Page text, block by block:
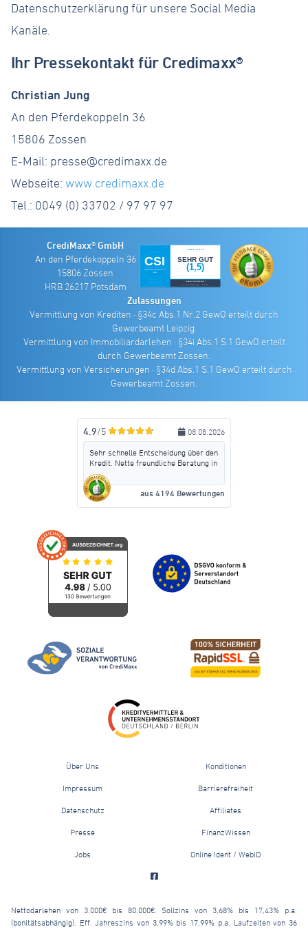
Datenschutzerklärung für unsere Social Media
Kanäle.
Ihr Pressekontakt für Credimaxx®
Christian Jung
An den Pferdekoppeln 36
15806 Zossen
E-Mail: presse@credimaxx.de
Webseite: www.credimaxx.de
Tel.: 0049 (0) 33702 / 97 97 97
CrediMaxx® GmbH
An den Pferdekoppeln 36
15806 Zossen
HRB 26217 Potsdam
Zulassungen
Vermittlung von Krediten · §34c Abs.1 Nr.2 GewO erteilt durch
Gewerbeamt Leipzig.
Vermittlung von Immobiliardarlehen · §34i Abs.1 S.1 GewO erteilt
durch Gewerbeamt Zossen.
Vermittlung von Versicherungen · §34d Abs.1 S.1 GewO erteilt durch
Gewerbeamt Zossen.
4.9/5 08.08.2026
Sehr schnelle Entscheidung über den
Kredit. Nette freundliche Beratung in
allen Fragen. Rasche Auszahlung
ohne Zusatzvertäge abzuschließen.
Man kann CrediMaxx nur
weiterempfehlen.
aus 4194 Bewertungen
Über Uns Konditionen
Impressum Barrierefreiheit
Datenschutz Affiliates
Presse FinanzWissen
Jobs Online Ident / WebID
Nettodarlehen von 3.000€ bis 80.000€. Sollzins von 3,68% bis 17,43% p.a.
(bonitätsabhängig). Eff. Jahreszins von 3,99% bis 17,99% p.a. Laufzeiten von 36